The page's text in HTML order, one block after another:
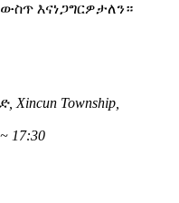
እናነጋግርዎታለን።
Xincun Township,
17:30